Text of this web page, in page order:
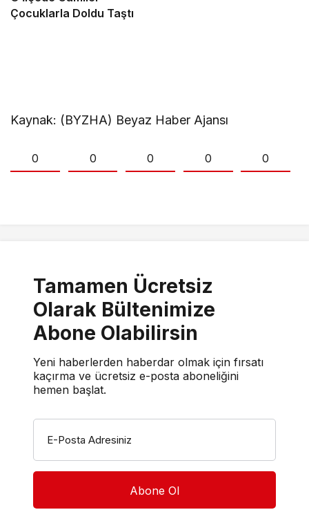
Çocuklarla Doldu Taştı
Kaynak: (BYZHA) Beyaz Haber Ajansı
0 0 0 0 0
Tamamen Ücretsiz
Olarak Bültenimize
Abone Olabilirsin
Yeni haberlerden haberdar olmak için fırsatı
kaçırma ve ücretsiz e-posta aboneliğini
hemen başlat.
E-Posta Adresiniz